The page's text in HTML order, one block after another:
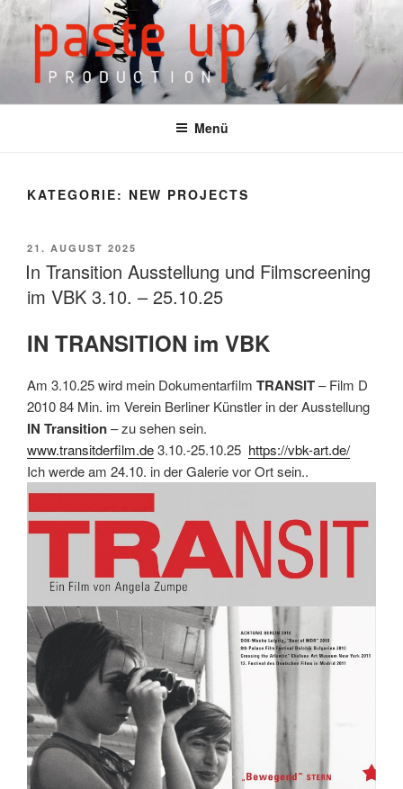
Zum
Inhalt
springen
Menü
KATEGORIE: NEW PROJECTS
VERÖFFENTLICHT
AM
21. AUGUST 2025
In Transition Ausstellung und Filmscreening
im VBK 3.10. – 25.10.25
IN TRANSITION im VBK
Am 3.10.25 wird mein Dokumentarfilm TRANSIT– Film D
2010 84 Min. im Verein Berliner Künstler in der Ausstellung
IN Transition– zu sehen sein.
www.transitderfilm.de3.10.-25.10.25 https://vbk-art.de/
Ich werde am 24.10. in der Galerie vor Ort sein..